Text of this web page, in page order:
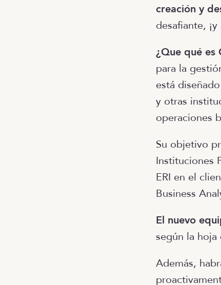
creación y
desafiante,
¿Que qué es
para la
está
y otras
operaciones
Su objetivo
Instituciones
ERI en el
Business
El nuevo
según la
Además,